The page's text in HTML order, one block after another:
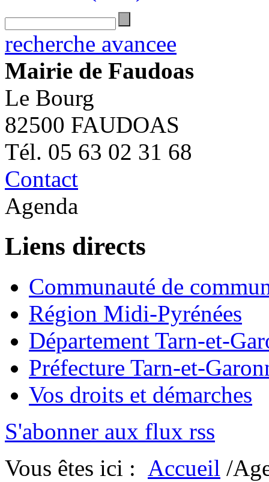
recherche avancee
Mairie de Faudoas
Le Bourg
82500 FAUDOAS
Tél. 05 63 02 31 68
Contact
Agenda
Liens directs
Communauté de
Région Midi-Pyrénées
Département Tarn-et-
Préfecture Tarn-et-
Vos droits et démarches
S'abonner aux flux rss
Vous êtes ici : Accueil /